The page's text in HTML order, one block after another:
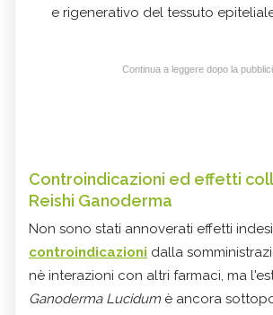
e rigenerativo del tessuto
Continua a leggere dopo la
Controindicazioni ed effetti
Reishi Ganoderma
Non sono stati annoverati effetti
controindicazioni dalla
nè interazioni con altri farmaci, ma
Ganoderma Lucidum è ancora